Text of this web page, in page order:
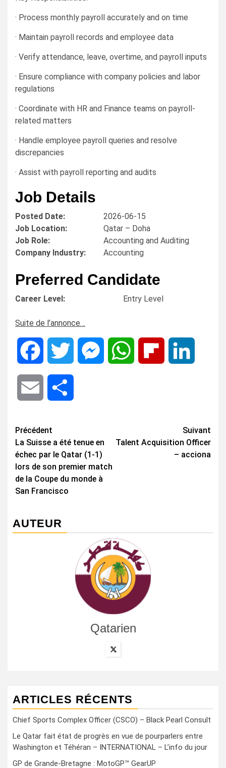
· Process monthly payroll accurately and on time
· Maintain payroll records and employee data
· Verify attendance, leave, overtime, and payroll inputs
· Ensure compliance with company policies and labor
regulations
· Coordinate with HR and Finance teams on payroll-
related matters
· Handle employee payroll queries and resolve
discrepancies
· Assist with payroll reporting and audits
Job Details
Posted Date:
2026-06-15
Job Location:
Qatar – Doha
Job Role:
Accounting and Auditing
Company Industry:
Accounting
Preferred Candidate
Career Level: Entry Level
Suite de l’annonce…
Facebook Twitter MessengerWhatsApp Flipboard
Email
Navigation
d’article
Précédent
La Suisse a été tenue en
échec par le Qatar (1-1)
lors de son premier match
de la Coupe du monde à
San Francisco
Suivant
Talent Acquisition Officer
– acciona
AUTEUR
Qatarien
ARTICLES RÉCENTS
Chief Sports Complex Officer (CSCO) – Black Pearl Consult
Le Qatar fait état de progrès en vue de pourparlers entre
Washington et Téhéran – INTERNATIONAL – L’info du jour
GP de Grande-Bretagne : MotoGP™ GearUP